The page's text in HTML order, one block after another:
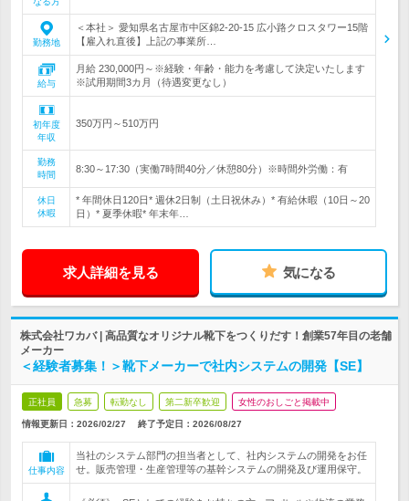
勤務地
＜本社＞ 愛知県名古屋市中区錦2-20-15 広小路クロスタワー15階
【雇入れ直後】上記の事業所…
給与
月給 230,000円～※経験・年齢・能力を考慮して決定いたします
※試用期間3カ月（待遇変更なし）
初年度
年収
350万円～510万円
勤務
時間
8:30～17:30（実働7時間40分／休憩80分）※時間外労働：有
休日
休暇
* 年間休日120日* 週休2日制（土日祝休み）* 有給休暇（10日～20
日）* 夏季休暇* 年末年…
求人詳細を見る 気になる
株式会社ワカバ | 高品質なオリジナル靴下をつくりだす！創業57年目の老舗
メーカー
＜経験者募集！＞靴下メーカーで社内システムの開発【SE】
正社員 急募 転勤なし 第二新卒歓迎 女性のおしごと掲載中
情報更新日：2026/02/27 終了予定日： 2026/08/27
仕事内容
当社のシステム部門の担当者として、社内システムの開発をお任
せ。販売管理・生産管理等の基幹システムの開発及び運用保守。